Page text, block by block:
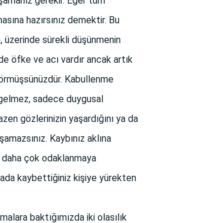
hazırsınız demektir. Bu
üzerinde sürekli düşünmenin
öfke ve acı vardır ancak artık
Kabullenme
sadece duygusal
gözlerinizin yaşardığını ya da
Kaybınız aklına
çok odaklanmaya
kaybettiğiniz kişiye yürekten
baktığımızda iki olasılık